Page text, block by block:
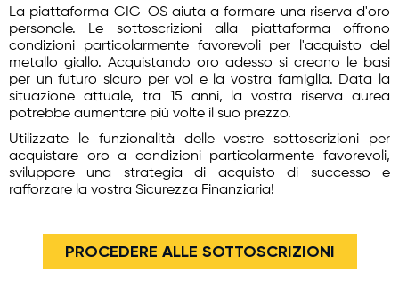
La piattaforma GIG-OS aiuta a formare una riserva d'oro
personale. Le sottoscrizioni alla piattaforma offrono
condizioni particolarmente favorevoli per l'acquisto del
metallo giallo. Acquistando oro adesso si creano le basi
per un futuro sicuro per voi e la vostra famiglia. Data la
situazione attuale, tra 15 anni, la vostra riserva aurea
potrebbe aumentare più volte il suo prezzo.
Utilizzate le funzionalità delle vostre sottoscrizioni per
acquistare oro a condizioni particolarmente favorevoli,
sviluppare una strategia di acquisto di successo e
rafforzare la vostra Sicurezza Finanziaria!
PROCEDERE ALLE SOTTOSCRIZIONI